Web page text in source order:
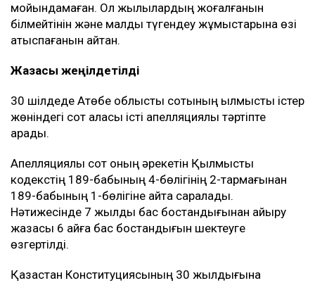
мойындамаған. Ол жылқылардың жоғалғанын
білмейтінін және малды түгендеу жұмыстарына өзі
қатыспағанын айтқан.
Жазасы жеңілдетілді
30 шілдеде Ақтөбе облыстық сотының қылмыстық істер
жөніндегі сот алқасы істі апелляциялық тәртіпте
қарады.
Апелляциялық сот оның әрекетін Қылмыстық
кодекстің 189-бабының 4-бөлігінің 2-тармағынан
189-бабының 1-бөлігіне қайта саралады.
Нәтижесінде 7 жылдық бас бостандығынан айыру
жазасы 6 айға бас бостандығын шектеуге
өзгертілді.
Қазақстан Конституциясының 30 жылдығына